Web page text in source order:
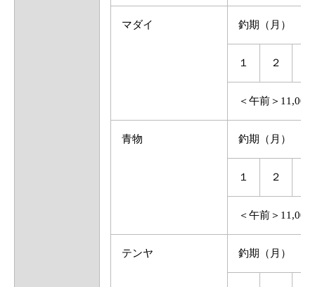
マダイ 釣期（月）
１ ２
＜午前＞
青物 釣期（月）
１ ２
＜午前＞
テンヤ 釣期（月）